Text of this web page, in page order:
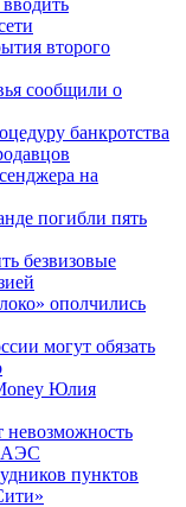
второго
сообщили о
банкротства
на
погибли пять
безвизовые
ополчились
могут обязать
Юлия
пунктов